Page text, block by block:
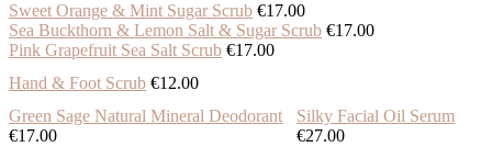
Sweet Orange & Mint Sugar Scrub €17.00
Sea Buckthorn & Lemon Salt & Sugar Scrub €17.00
Pink Grapefruit Sea Salt Scrub €17.00
Hand & Foot Scrub €12.00
Green Sage Natural Mineral Deodorant
€17.00
Silky Facial Oil Serum
€27.00